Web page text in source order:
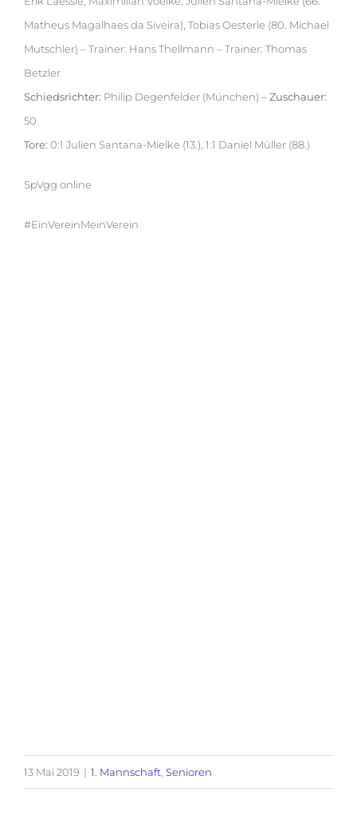
Matheus Magalhaes da Siveira), Tobias Oesterle (80. Michael
Mutschler) – Trainer: Hans Thellmann – Trainer: Thomas
Betzler
Schiedsrichter: Philip Degenfelder (München) –Zuschauer:
50
Tore: 0:1 Julien Santana-Mielke (13.), 1:1 Daniel Müller (88.)
SpVgg online
#EinVereinMeinVerein
13 Mai 2019 | 1. Mannschaft Senioren